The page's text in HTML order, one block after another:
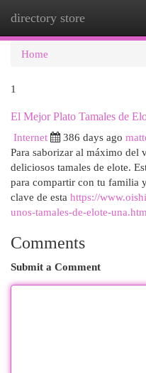
directory store
Home
1
El Mejor Plato Tamales de
Internet
386 days ago
Para saborizar al máximo del
deliciosos tamales de elote.
para compartir con tu familia
clave de esta https://
unos-tamales-de-elote-
Comments
Submit a Comment